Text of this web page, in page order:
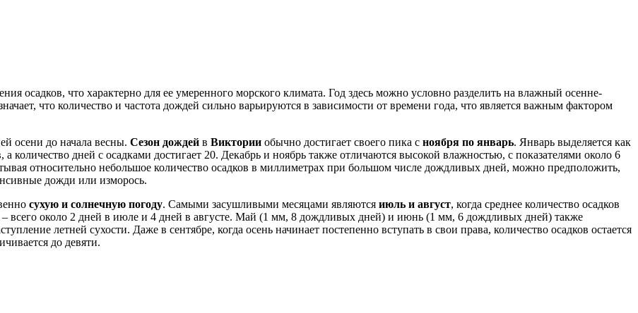
осадков, что характерно для ее умеренного морского климата. Год здесь можно условно разделить на влажный осенне-
что количество и частота дождей сильно варьируются в зависимости от времени года, что является важным фактором
осени до начала весны. Сезон дождей в Виктории обычно достигает своего пика с ноября по январь. Январь выделяется как
дней с осадками достигает 20. Декабрь и ноябрь также отличаются высокой влажностью, с показателями около 6
относительно небольшое количество осадков в миллиметрах при большом числе дождливых дней, можно предположить,
дожди или изморось.
сухую и солнечную погоду. Самыми засушливыми месяцами являются июль и август, когда среднее количество осадков
всего около 2 дней в июле и 4 дней в августе. Май (1 мм, 8 дождливых дней) и июнь (1 мм, 6 дождливых дней) также
летней сухости. Даже в сентябре, когда осень начинает постепенно вступать в свои права, количество осадков остается
до девяти.